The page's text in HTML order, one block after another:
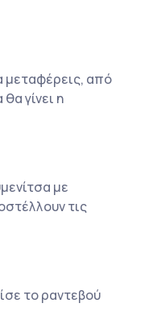
μεταφέρεις, από
γίνει η
με
τις
το ραντεβού